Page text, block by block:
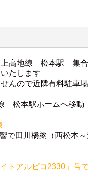
高地線 松本駅 集合
たします
んので近隣有料駐車
松本駅ホームへ移動
で田川橋梁（西松本
トアルピコ2330」号